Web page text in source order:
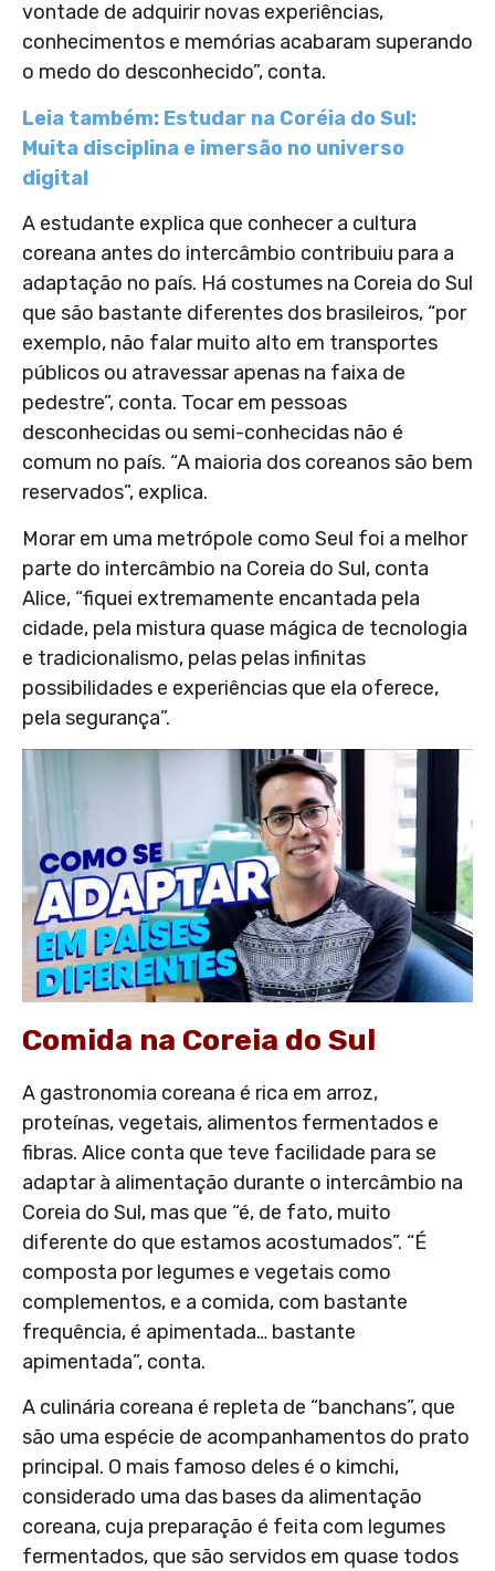
vontade de adquirir novas experiências,
conhecimentos e memórias acabaram superando
o medo do desconhecido”, conta.
Leia também: Estudar na Coréia do Sul:
Muita disciplina e imersão no universo
digital
A estudante explica que conhecer a cultura
coreana antes do intercâmbio contribuiu para a
adaptação no país. Há costumes na Coreia do Sul
que são bastante diferentes dos brasileiros, “por
exemplo, não falar muito alto em transportes
públicos ou atravessar apenas na faixa de
pedestre”, conta. Tocar em pessoas
desconhecidas ou semi-conhecidas não é
comum no país. “A maioria dos coreanos são bem
reservados”, explica.
Morar em uma metrópole como Seul foi a melhor
parte do intercâmbio na Coreia do Sul, conta
Alice, “fiquei extremamente encantada pela
cidade, pela mistura quase mágica de tecnologia
e tradicionalismo, pelas pelas infinitas
possibilidades e experiências que ela oferece,
pela segurança”.
Comida na Coreia do Sul
A gastronomia coreana é rica em arroz,
proteínas, vegetais, alimentos fermentados e
fibras. Alice conta que teve facilidade para se
adaptar à alimentação durante o intercâmbio na
Coreia do Sul, mas que “é, de fato, muito
diferente do que estamos acostumados”. “É
composta por legumes e vegetais como
complementos, e a comida, com bastante
frequência, é apimentada… bastante
apimentada”, conta.
A culinária coreana é repleta de “banchans”, que
são uma espécie de acompanhamentos do prato
principal. O mais famoso deles é o kimchi,
considerado uma das bases da alimentação
coreana, cuja preparação é feita com legumes
fermentados, que são servidos em quase todos